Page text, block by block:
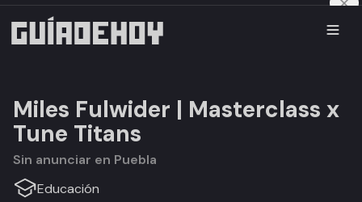
Miles Fulwider | Masterclass x
Tune Titans
Sin anunciar en Puebla
Educación